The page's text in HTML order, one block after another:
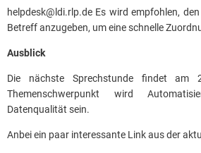
helpdesk@ldi.rlp.de Es wird empfohlen,
Betreff anzugeben, um eine schnelle
Ausblick
Die nächste Sprechstunde findet am
Themenschwerpunkt wird
Datenqualität sein.
Anbei ein paar interessante Link aus der